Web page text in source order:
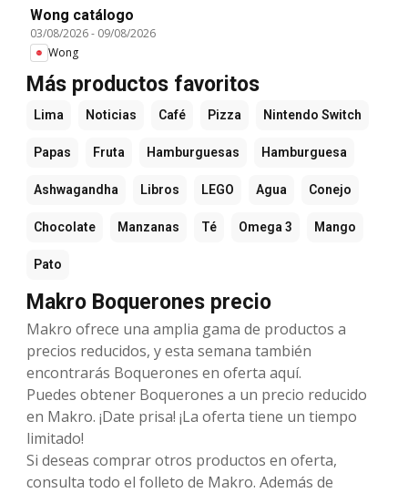
Wong catálogo
03/08/2026- 09/08/2026
Wong
Más productos favoritos
Lima Noticias Café Pizza Nintendo Switch
Papas Fruta Hamburguesas Hamburguesa
Ashwagandha Libros LEGO Agua Conejo
Chocolate Manzanas Té Omega 3 Mango
Pato
Makro Boquerones precio
Makro ofrece una amplia gama de productos a
precios reducidos, y esta semana también
encontrarás Boquerones en oferta aquí.
Puedes obtener Boquerones a un precio reducido
en Makro. ¡Date prisa! ¡La oferta tiene un tiempo
limitado!
Si deseas comprar otros productos en oferta,
consulta todo el folleto de Makro. Además de